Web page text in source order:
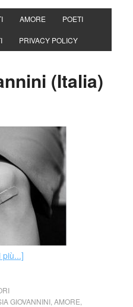
AMORE POETI
PRIVACY POLICY
(Italia)
più...]
GIOVANNINI, AMORE